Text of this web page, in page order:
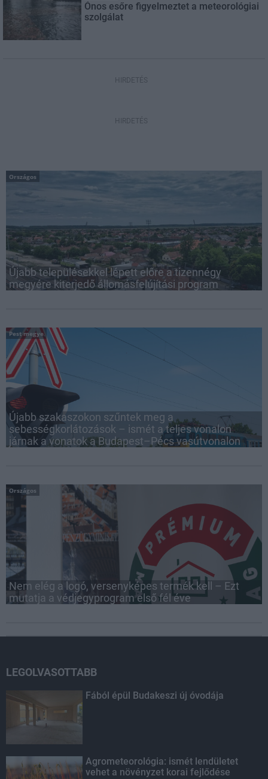
Ónos esőre figyelmeztet a meteorológiai
szolgálat
HIRDETÉS
HIRDETÉS
Országos
Újabb településekkel lépett előre a tizennégy
megyére kiterjedő állomásfelújítási program
Pest megye
Újabb szakaszokon szűntek meg a
sebességkorlátozások – ismét a teljes vonalon
járnak a vonatok a Budapest–Pécs vasútvonalon
Országos
Nem elég a logó, versenyképes termék kell – Ezt
mutatja a védjegyprogram első fél éve
LEGOLVASOTTABB
Fából épül Budakeszi új óvodája
Agrometeorológia: ismét lendületet
vehet a növényzet korai fejlődése